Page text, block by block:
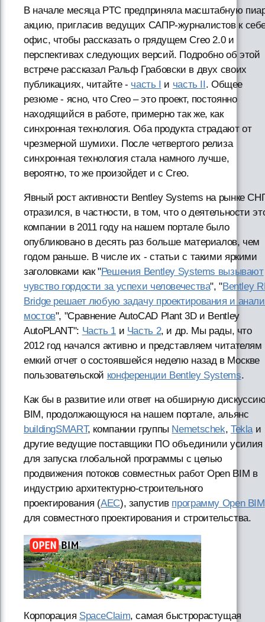
В начале месяца PTC предприняла масштабную
акцию, пригласив ведущих САПР-журналистов к
офис, чтобы рассказать о грядущем Creo 2.0 и
перспективах следующих версий. Подробно об этой
встрече рассказал Ральф Грабовски в двух своих
публикациях, читайте - часть I и часть II . Общее
резюме - ясно, что Creo – это проект, постоянно
находящийся в работе, примерно так же, как
синхронная технология. Оба продукта страдают от
чрезмерной шумихи. После четвертого релиза
синхронная технология стала намного лучше,
вероятно, то же произойдет и с Creo.
Явный рост активности Bentley Systems на рынке
отразился, в частности, в том, что о деятельности
компании в 2011 году на нашем портале было
опубликовано в десять раз больше материалов, чем
годом раньше. В числе их - статьи с такими яркими
заголовками как "Решения Bentley Systems вызывают
чувство гордости за успехи человечества", "Bentley
Bridge решает любую задачу проектирования и
мостов", "Сравнение AutoCAD Plant 3D и Bentley
AutoPLANT": Часть 1и Часть 2, и др. Мы рады, что
2012 год начался активно и представляем читателям
емкий отчет о состоявшейся неделю назад в Москве
пользовательской конференции Bentley Systems.
Как бы в развитие или ответ на обширную
BIM, продолжающуюся на нашем портале, альянс
buildingSMART, компании группы Nemetschek, Teklaи
другие ведущие поставщики ПО объединили усилия
для запуска глобальной программы с целью
продвижения потоков совместных работ Open BIM в
индустрию архитектурно-строительного
проектирования (AEC), запустив программу Open BIM
для совместного проектирования и строительства.
Корпорация SpaceClaim, самая быстрорастущая